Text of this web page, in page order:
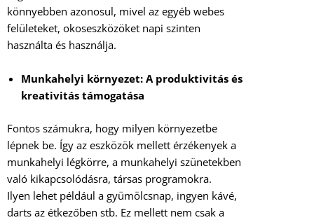
könnyebben azonosul, mivel az egyéb webes
felületeket, okoseszközöket napi szinten
használta és használja.
Munkahelyi környezet: A produktivitás és
kreativitás támogatása
Fontos számukra, hogy milyen környezetbe
lépnek be. Így az eszközök mellett érzékenyek a
munkahelyi légkörre, a munkahelyi szünetekben
való kikapcsolódásra, társas programokra.
Ilyen lehet például a gyümölcsnap, ingyen kávé,
darts az étkezőben stb. Ez mellett nem csak a